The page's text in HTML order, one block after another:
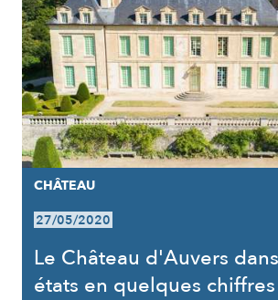
CHÂTEAU
27/05/2020
Le Château d'Auvers
états en quelques chiffres